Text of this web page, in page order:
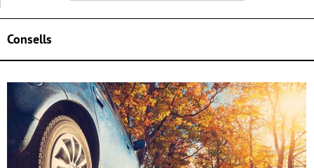
Consells